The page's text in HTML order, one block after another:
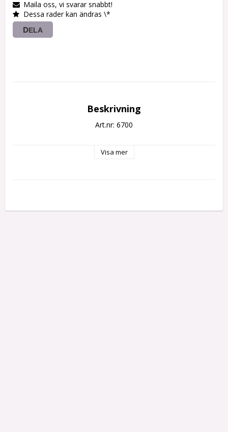
Maila oss, vi svarar snabbt!
Dessa rader kan ändras \*
DELA
Beskrivning
Art.nr: 6700
Visa mer